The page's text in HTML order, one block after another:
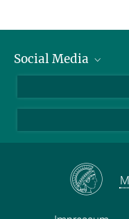
Social Media
Facebook
Instagram
Mastodon